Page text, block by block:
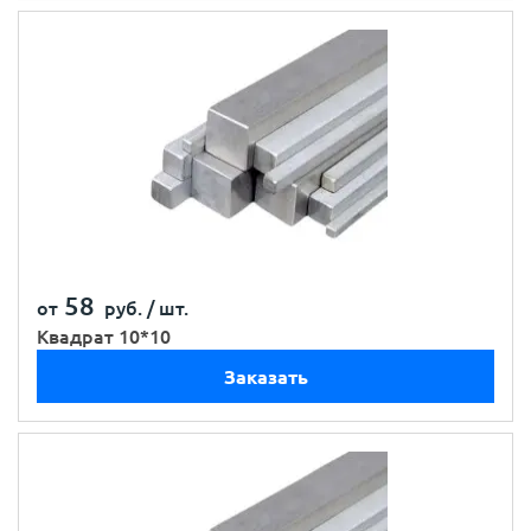
от 58 руб. / шт.
Квадрат 10*10
Заказать